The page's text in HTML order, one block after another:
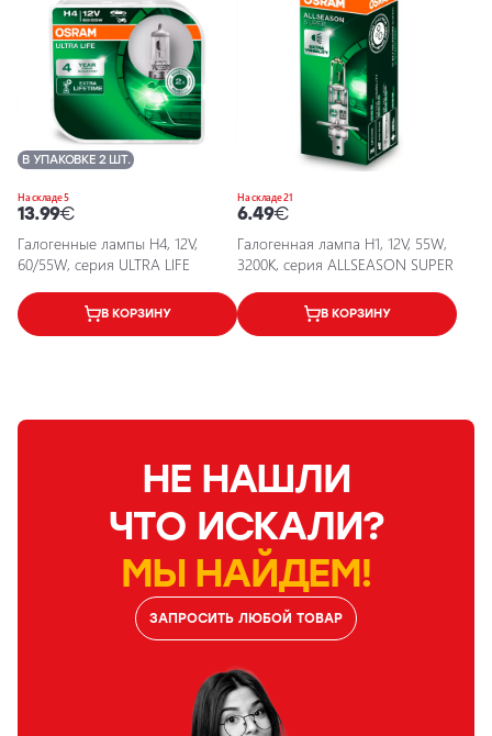
На складе 5
В УПАКОВКЕ 2 ШТ.
13.99€
Галогенные лампы H4, 12V,
60/55W, серия ULTRA LIFE
В КОРЗИНУ
На складе 21
6.49€
Галогенная лампа H1, 12V, 55W,
3200K, серия ALLSEASON SUPER
В КОРЗИНУ
НЕ НАШЛИ
ЧТО ИСКАЛИ?
МЫ НАЙДЕМ!
ЗАПРОСИТЬ ЛЮБОЙ ТОВАР